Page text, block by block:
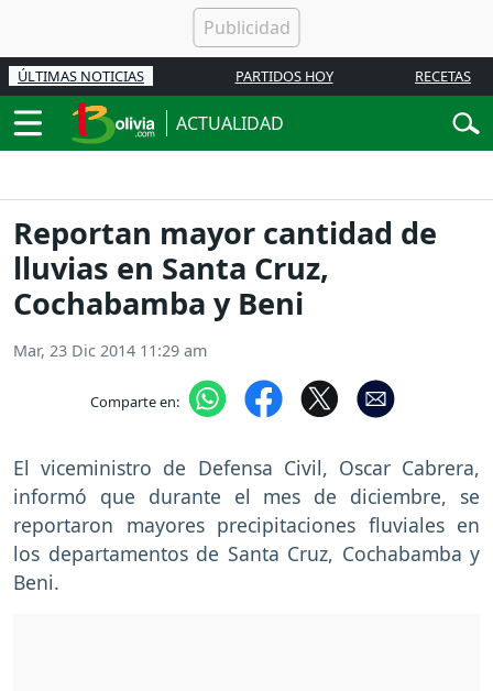
ÚLTIMAS NOTICIAS PARTIDOS HOY RECETAS
ACTUALIDAD
Reportan mayor cantidad de
lluvias en Santa Cruz,
Cochabamba y Beni
Mar, 23 Dic 2014 11:29 am
Comparte en:
El viceministro de Defensa Civil, Oscar Cabrera,
informó que durante el mes de diciembre, se
reportaron mayores precipitaciones fluviales en
los departamentos de Santa Cruz, Cochabamba y
Beni.